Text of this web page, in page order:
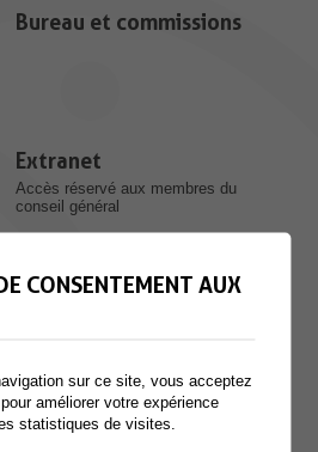
Bureau et commissions
Extranet
Accès réservé aux membres du
conseil général
Ordre du jour et annexes
CONSENTEMENT AUX
sur ce site, vous acceptez
améliorer votre expérience
statistiques de visites.